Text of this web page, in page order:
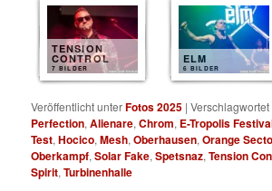
TENSION
CONTROL
7 BILDER
ELM
6 BILDER
Veröffentlicht unterFotos 2025 |Verschlagwortet
Perfection,Alienare,Chrom, E-Tropolis
Test,Hocico,Mesh,Oberhausen,Orange
Oberkampf,Solar Fake,Spetsnaz,Tension
Spirit,Turbinenhalle